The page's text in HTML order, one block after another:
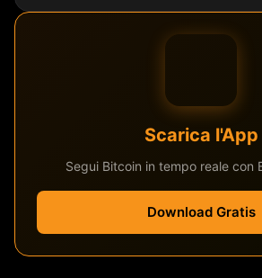
Scarica l'App
Segui Bitcoin in tempo reale con
Download Gratis